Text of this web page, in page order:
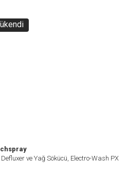
ve Yağ Sökücü, Electro-Wash PX
İncele